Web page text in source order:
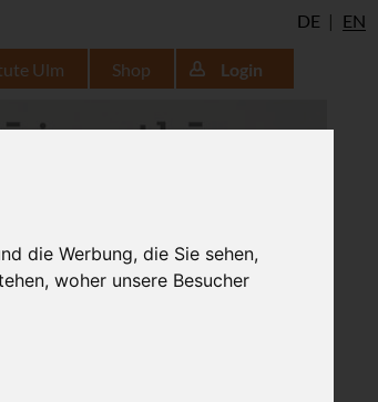
die Werbung, die Sie sehen,
woher unsere Besucher
DE EN
Ulm Shop Login